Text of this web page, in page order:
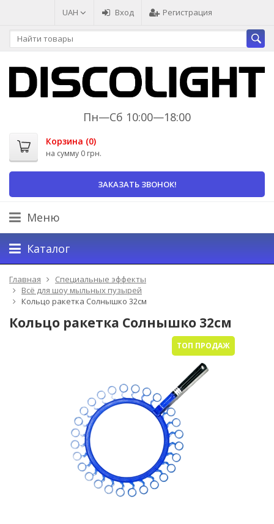
UAH Вход Регистрация
Пн—Сб 10:00—18:00
Корзина (0)
на сумму 0 грн.
ЗАКАЗАТЬ ЗВОНОК!
Меню
Каталог
Главная
Специальные эффекты
Всё для шоу мыльных пузырей
Кольцо ракетка Солнышко 32см
Кольцо ракетка Солнышко 32см
ТОП ПРОДАЖ